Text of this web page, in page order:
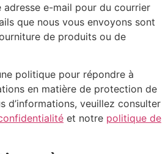
adresse e-mail pour du courrier
que nous vous envoyons sont
de produits ou de
politique pour répondre à
en matière de protection de
d’informations, veuillez consulter
et notre politique de